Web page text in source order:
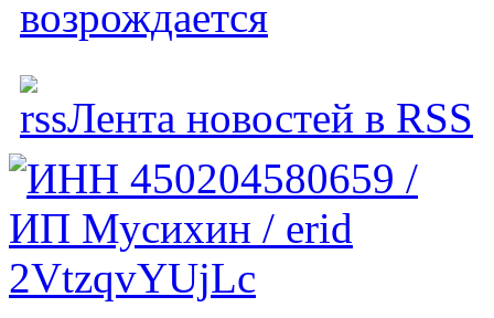
возрождается
Лента новостей в RSS